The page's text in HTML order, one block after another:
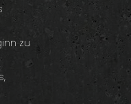
zu